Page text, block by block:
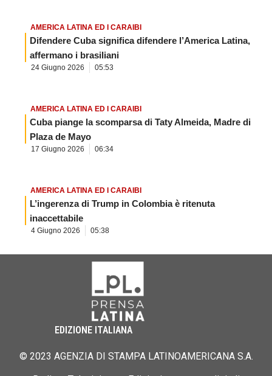
AMERICA LATINA ED I CARAIBI
Difendere Cuba significa difendere l’America Latina,
affermano i brasiliani
24 Giugno 2026 05:53
AMERICA LATINA ED I CARAIBI
Cuba piange la scomparsa di Taty Almeida, Madre di
Plaza de Mayo
17 Giugno 2026 06:34
AMERICA LATINA ED I CARAIBI
L’ingerenza di Trump in Colombia è ritenuta
inaccettabile
4 Giugno 2026 05:38
EDIZIONE ITALIANA
© 2023 AGENZIA DI STAMPA LATINOAMERICANA S.A.